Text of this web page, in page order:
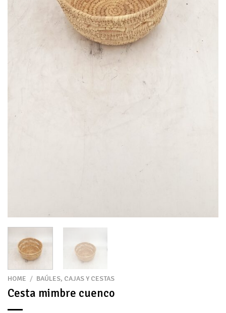
HOME / BAÚLES, CAJAS Y CESTAS
Cesta mimbre cuenco